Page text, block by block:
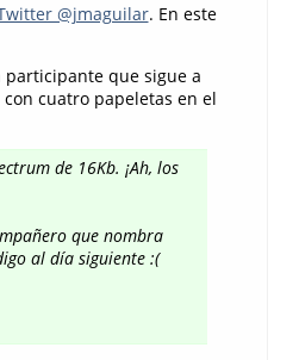
@jmaguilar. En este
participante que sigue a
cuatro papeletas en el
de 16Kb. ¡Ah, los
que nombra
al día siguiente :(